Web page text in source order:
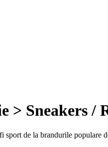
> Sneakers /
de la brandurile populare